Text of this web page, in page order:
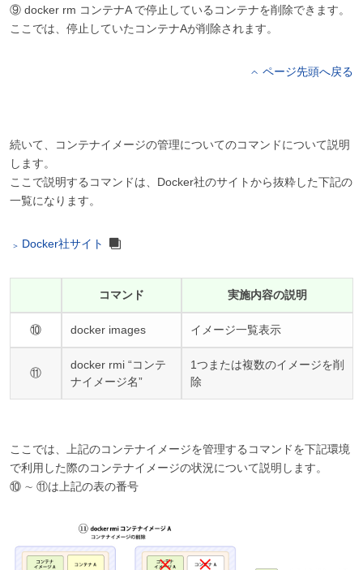
⑨ docker rm コンテナA で停止しているコンテナを削除できます。
ここでは、停止していたコンテナAが削除されます。
ページ先頭へ戻る
続いて、コンテナイメージの管理についてのコマンドについて説明
します。
ここで説明するコマンドは、Docker社のサイトから抜粋した下記の
一覧になります。
Docker社サイト
コマンド 実施内容の説明
⑩ docker images イメージ一覧表示
⑪
docker rmi “コンテ
ナイメージ名”
1つまたは複数のイメージを削
除
ここでは、上記のコンテナイメージを管理するコマンドを下記環境
で利用した際のコンテナイメージの状況について説明します。
⑩ ∼ ⑪は上記の表の番号